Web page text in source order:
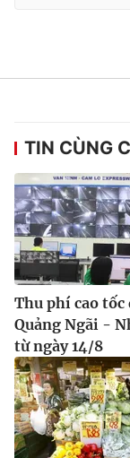
TIN CÙNG
Thu phí cao tốc
Quảng Ngãi -
từ ngày 14/8